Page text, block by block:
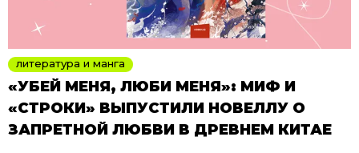
литература и манга
«УБЕЙ МЕНЯ, ЛЮБИ МЕНЯ»: МИФ И
«СТРОКИ» ВЫПУСТИЛИ НОВЕЛЛУ О
ЗАПРЕТНОЙ ЛЮБВИ В ДРЕВНЕМ КИТАЕ